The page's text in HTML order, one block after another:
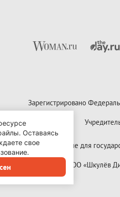
Зарегистрировано
Контактные данные для
Copyright (с) ООО «Шкулёв
Оставаясь
свое